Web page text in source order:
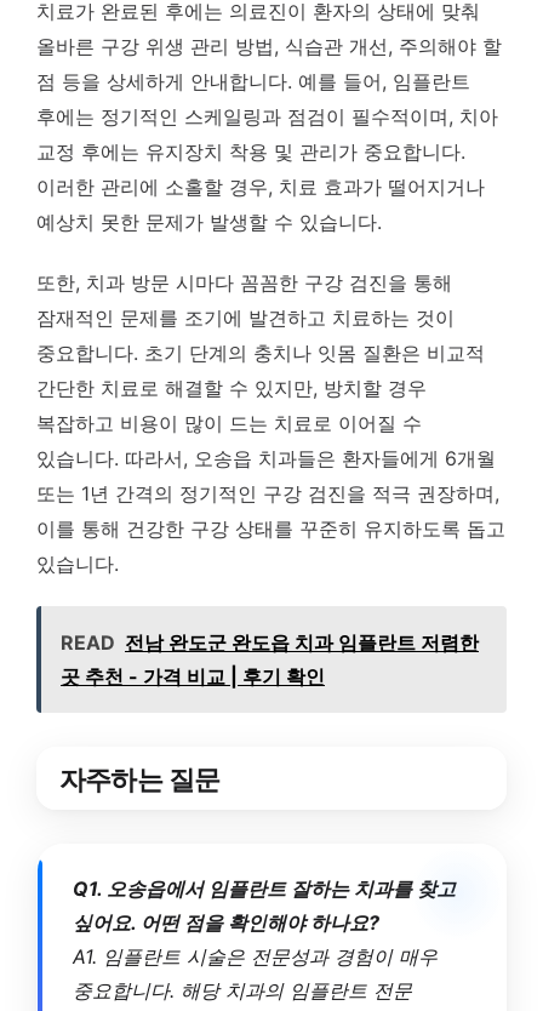
치료가 완료된 후에는 의료진이 환자의 상태에 맞춰
올바른 구강 위생 관리 방법, 식습관 개선, 주의해야 할
점 등을 상세하게 안내합니다. 예를 들어, 임플란트
후에는 정기적인 스케일링과 점검이 필수적이며, 치아
교정 후에는 유지장치 착용 및 관리가 중요합니다.
이러한 관리에 소홀할 경우, 치료 효과가 떨어지거나
예상치 못한 문제가 발생할 수 있습니다.
또한, 치과 방문 시마다 꼼꼼한 구강 검진을 통해
잠재적인 문제를 조기에 발견하고 치료하는 것이
중요합니다. 초기 단계의 충치나 잇몸 질환은 비교적
간단한 치료로 해결할 수 있지만, 방치할 경우
복잡하고 비용이 많이 드는 치료로 이어질 수
있습니다. 따라서, 오송읍 치과들은 환자들에게 6개월
또는 1년 간격의 정기적인 구강 검진을 적극 권장하며,
이를 통해 건강한 구강 상태를 꾸준히 유지하도록 돕고
있습니다.
READ 전남 완도군 완도읍 치과 임플란트 저렴한
곳 추천 - 가격 비교 | 후기 확인
자주하는 질문
Q1. 오송읍에서 임플란트 잘하는 치과를 찾고
싶어요. 어떤 점을 확인해야 하나요?
A1. 임플란트 시술은 전문성과 경험이 매우
중요합니다. 해당 치과의 임플란트 전문